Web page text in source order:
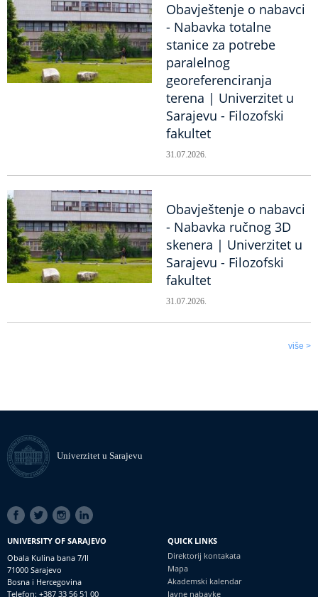
Obavještenje o nabavci
- Nabavka totalne
stanice za potrebe
paralelnog
georeferenciranja
terena | Univerzitet u
Sarajevu - Filozofski
fakultet
31.07.2026.
Obavještenje o nabavci
- Nabavka ručnog 3D
skenera | Univerzitet u
Sarajevu - Filozofski
fakultet
31.07.2026.
više >
Univerzitet u Sarajevu
SOCIAL
LINKS
UNIVERSITY OF SARAJEVO
Obala Kulina bana 7/II
71000 Sarajevo
Bosna i Hercegovina
Telefon: +387 33 56 51 00
QUICK LINKS
Direktorij kontakata
Mapa
Akademski kalendar
Javne nabavke